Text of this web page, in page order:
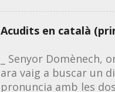
servir de forma
donar mal de cap ❌
Acudits en català
_ Senyor
ara vaig a buscar un
pronuncia amb les